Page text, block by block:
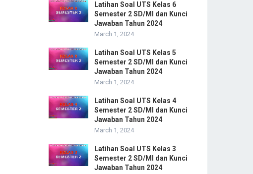
Latihan Soal UTS Kelas 6
Semester 2 SD/MI dan Kunci
Jawaban Tahun 2024
March 1, 2024
Latihan Soal UTS Kelas 5
Semester 2 SD/MI dan Kunci
Jawaban Tahun 2024
March 1, 2024
Latihan Soal UTS Kelas 4
Semester 2 SD/MI dan Kunci
Jawaban Tahun 2024
March 1, 2024
Latihan Soal UTS Kelas 3
Semester 2 SD/MI dan Kunci
Jawaban Tahun 2024